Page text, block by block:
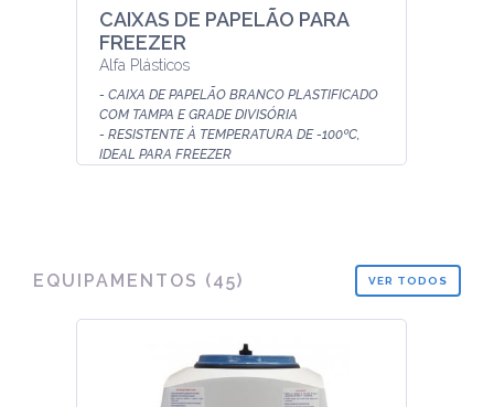
CAIXAS DE PAPELÃO PARA
FREEZER
Alfa Plásticos
- CAIXA DE PAPELÃO BRANCO PLASTIFICADO
COM TAMPA E GRADE DIVISÓRIA
- RESISTENTE À TEMPERATURA DE -100ºC,
IDEAL PARA FREEZER
EQUIPAMENTOS (45) VER TODOS